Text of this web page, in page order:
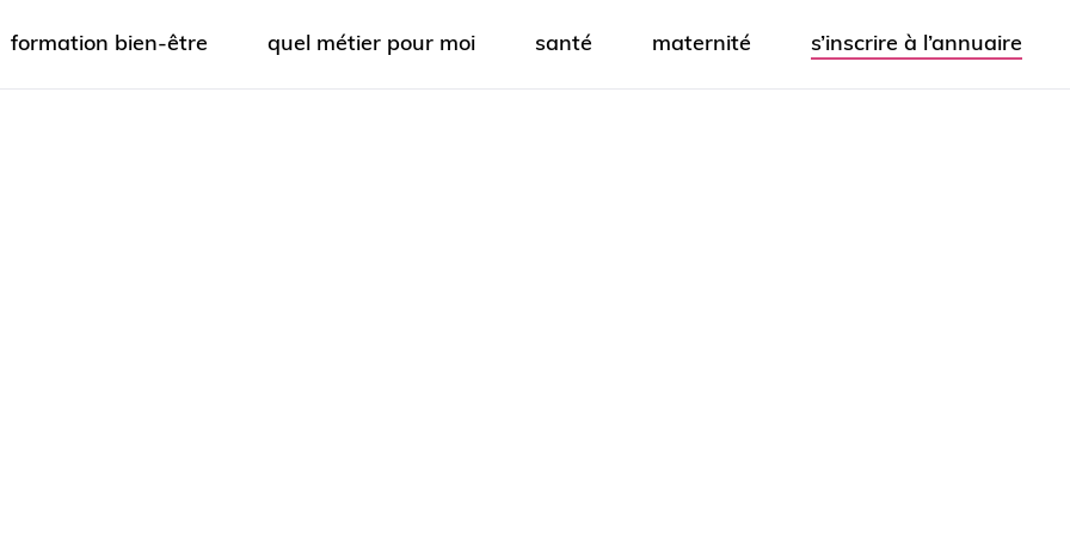
formation bien-être quel métier pour moi santé maternité s’inscrire à l’annuaire